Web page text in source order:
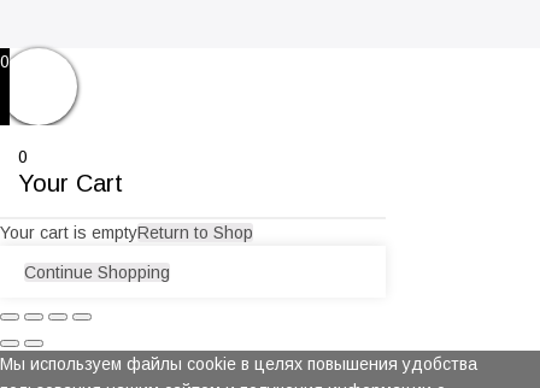
0
0
Your Cart
Your cart is emptyReturn to Shop
Continue Shopping
Мы используем файлы cookie в целях повышения удобства